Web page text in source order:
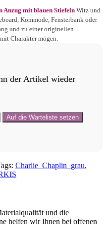
Anzug mit blauen Stiefeln Witz und
Kommode, Fensterbank oder
und zu einer originellen
Charakter mögen.
der Artikel wieder
Charlie_Chaplin_grau,
und die
helfen wir Ihnen bei offenen